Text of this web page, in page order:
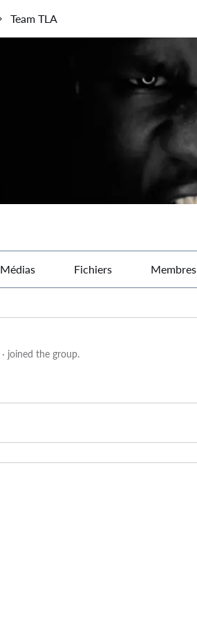
Team TLA
Médias Fichiers Membres
· joined the group.